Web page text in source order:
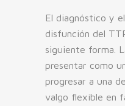
El diagnóstico y
disfunción del
siguiente forma.
presentar como
progresar a una
valgo flexible en